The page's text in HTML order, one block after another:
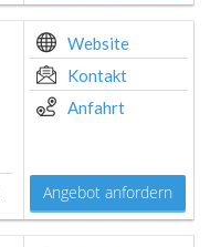
Website
Kontakt
Anfahrt
Angebot anfordern